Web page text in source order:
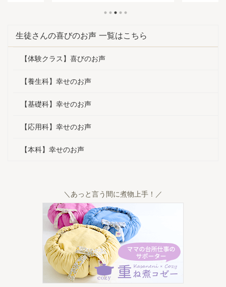
レステロ
・気持ち
ました。
らしでも
死ぬとし
と聞いた
や油について、深く学べたこと。
手当について。 どれも大切な知恵
ですが、他で学ぶことは出来ませ
でした。 ご家庭やご自身にどんな
なると、以前の状態を忘れてしま
いますね。 1年前は顔が丸くて浮腫
ていること
生徒さんの喜びのお声 一覧はこちら
【体験クラス】喜びのお声
【養生科】幸せのお声
【基礎科】幸せのお声
【応用科】幸せのお声
【本科】幸せのお声
＼あっと言う間に煮物上手！／